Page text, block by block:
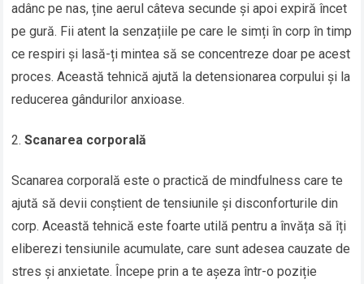
adânc pe nas, ține aerul câteva secunde și apoi expiră încet
pe gură. Fii atent la senzațiile pe care le simți în corp în timp
ce respiri și lasă-ți mintea să se concentreze doar pe acest
proces. Această tehnică ajută la detensionarea corpului și la
reducerea gândurilor anxioase.
Scanarea corporală
Scanarea corporală este o practică de mindfulness care te
ajută să devii conștient de tensiunile și disconforturile din
corp. Această tehnică este foarte utilă pentru a învăța să îți
eliberezi tensiunile acumulate, care sunt adesea cauzate de
stres și anxietate. Începe prin a te așeza într-o poziție